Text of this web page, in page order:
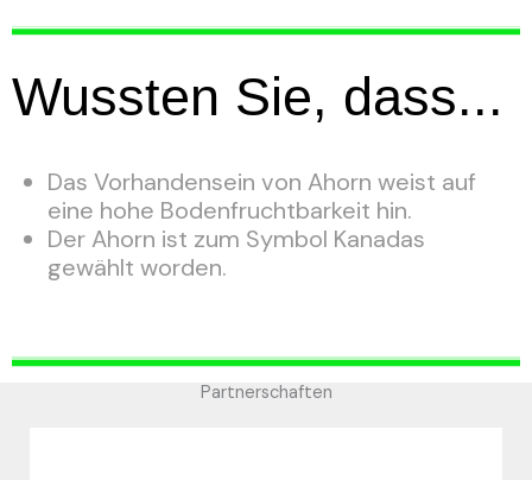
Wussten Sie, dass...
Das Vorhandensein von Ahorn weist auf
eine hohe Bodenfruchtbarkeit hin.
Der Ahorn ist zum Symbol Kanadas
gewählt worden.
Partnerschaften